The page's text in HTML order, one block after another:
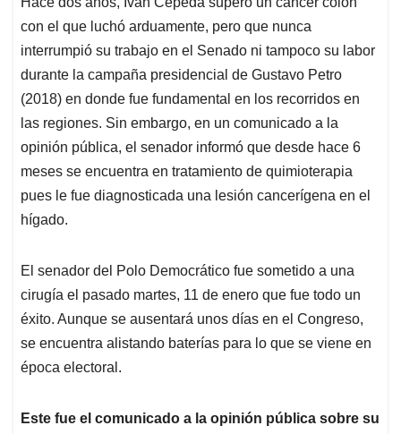
s
A
p
p
b
o
o
k
e
d
I
n
l
a
d
s
con el que luchó arduamente, pero que nunca
interrumpió su trabajo en el Senado ni tampoco su labor
durante la campaña presidencial de Gustavo Petro
(2018) en donde fue fundamental en los recorridos en
las regiones. Sin embargo, en un comunicado a la
opinión pública, el senador informó que desde hace 6
meses se encuentra en tratamiento de quimioterapia
pues le fue diagnosticada una lesión cancerígena en el
hígado.
El senador del Polo Democrático fue sometido a una
cirugía el pasado martes, 11 de enero que fue todo un
éxito. Aunque se ausentará unos días en el Congreso,
se encuentra alistando baterías para lo que se viene en
época electoral.
Este fue el comunicado a la opinión pública sobre su